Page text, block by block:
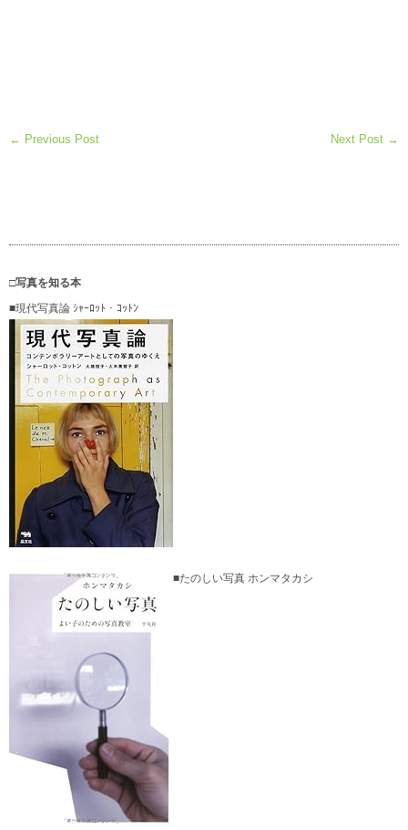
← Previous Post Next Post →
□写真を知る本
■現代写真論 ｼｬｰﾛｯﾄ・ｺｯﾄﾝ
■たのしい写真 ホンマタカシ